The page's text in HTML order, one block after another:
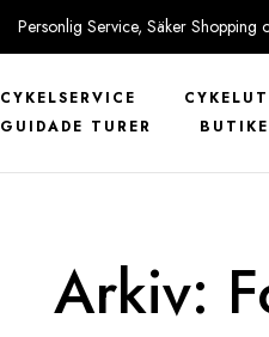
Personlig Service, Säker Shopping
CYKELSERVICE
GUIDADE TURER
Arkiv: